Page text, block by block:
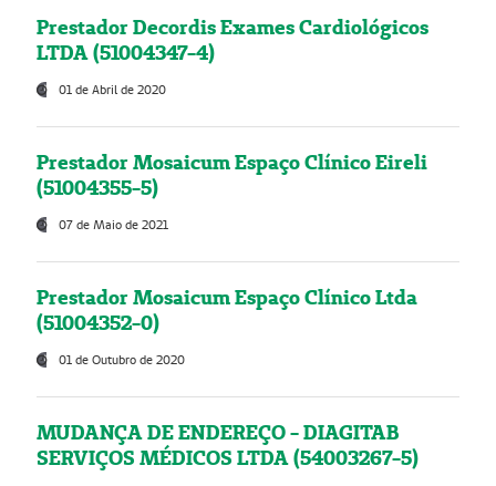
Prestador Decordis Exames Cardiológicos
LTDA (51004347-4)
01 de Abril de 2020
Prestador Mosaicum Espaço Clínico Eireli
(51004355-5)
07 de Maio de 2021
Prestador Mosaicum Espaço Clínico Ltda
(51004352-0)
01 de Outubro de 2020
MUDANÇA DE ENDEREÇO - DIAGITAB
SERVIÇOS MÉDICOS LTDA (54003267-5)